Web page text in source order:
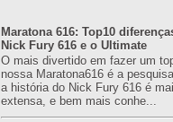
Maratona 616: Top10
Nick Fury 616 e o Ultimate
O mais divertido em fazer um
nossa Maratona616 é a
a história do Nick Fury 616 é
extensa, e bem mais conhe...